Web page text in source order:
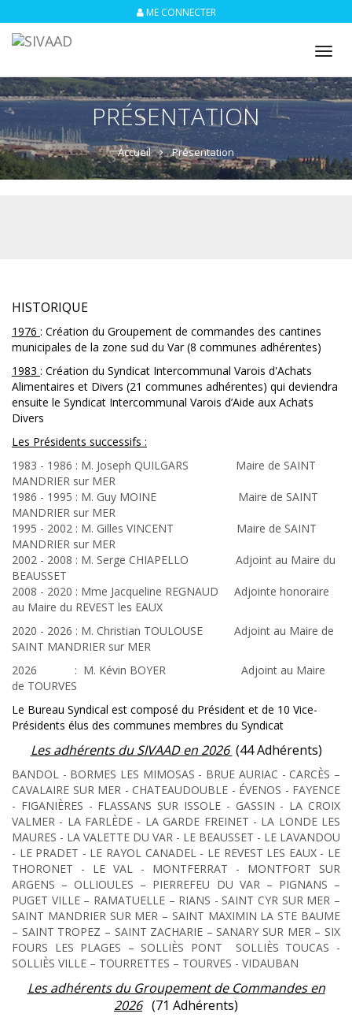
ME CONNECTER
PRÉSENTATION
Accueil Présentation
HISTORIQUE
1976 : Création du Groupement de commandes des cantines
municipales de la zone sud du Var (8 communes adhérentes)
1983 : Création du Syndicat Intercommunal Varois d'Achats
Alimentaires et Divers (21 communes adhérentes) qui deviendra
ensuite le Syndicat Intercommunal Varois d’Aide aux Achats
Divers
Les Présidents successifs :
1983 - 1986 : M. Joseph QUILGARS Maire de SAINT
MANDRIER sur MER
1986 - 1995 : M. Guy MOINE Maire de SAINT
MANDRIER sur MER
1995 - 2002 : M. Gilles VINCENT Maire de SAINT
MANDRIER sur MER
2002 - 2008 : M. Serge CHIAPELLO Adjoint au Maire du
BEAUSSET
2008 - 2020 : Mme Jacqueline REGNAUD Adjointe honoraire
au Maire du REVEST les EAUX
2020 - 2026 : M. Christian TOULOUSE Adjoint au Maire de
SAINT MANDRIER sur MER
2026 : M. Kévin BOYER Adjoint au Maire
de TOURVES
Le Bureau Syndical est composé du Président et de 10 Vice-
Présidents élus des communes membres du Syndicat
Les adhérents du SIVAAD en 2026 (44 Adhérents)
BANDOL - BORMES LES MIMOSAS - BRUE AURIAC - CARCÈS –
CAVALAIRE SUR MER - CHATEAUDOUBLE - ÉVENOS - FAYENCE
- FIGANIÈRES - FLASSANS SUR ISSOLE - GASSIN - LA CROIX
VALMER - LA FARLÈDE - LA GARDE FREINET - LA LONDE LES
MAURES - LA VALETTE DU VAR - LE BEAUSSET - LE LAVANDOU
- LE PRADET - LE RAYOL CANADEL - LE REVEST LES EAUX - LE
THORONET - LE VAL - MONTFERRAT - MONTFORT SUR
ARGENS – OLLIOULES – PIERREFEU DU VAR – PIGNANS –
PUGET VILLE – RAMATUELLE – RIANS - SAINT CYR SUR MER –
SAINT MANDRIER SUR MER – SAINT MAXIMIN LA STE BAUME
– SAINT TROPEZ – SAINT ZACHARIE – SANARY SUR MER – SIX
FOURS LES PLAGES – SOLLIÈS PONT SOLLIÈS TOUCAS -
SOLLIÈS VILLE – TOURRETTES – TOURVES - VIDAUBAN
Les adhérents du Groupement de Commandes en
2026 (71 Adhérents)